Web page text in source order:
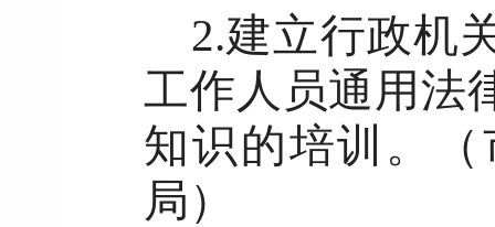
2.建立行政机
工作人员通用法
知识的培训。
局）